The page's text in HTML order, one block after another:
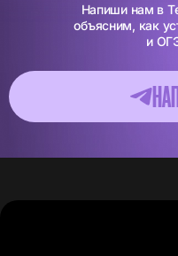
Напиши нам в
объясним, как
и